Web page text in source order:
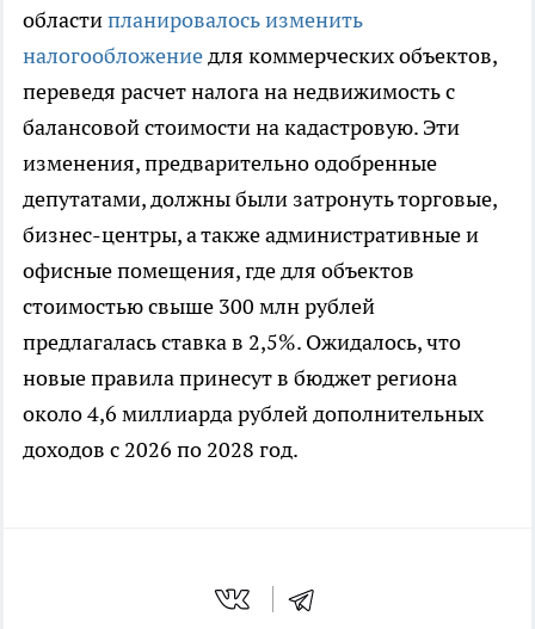
областипланировалось изменить
налогообложениедля коммерческих объектов,
переведя расчет налога на недвижимость с
балансовой стоимости на кадастровую. Эти
изменения, предварительно одобренные
депутатами, должны были затронуть торговые,
бизнес-центры, а также административные и
офисные помещения, где для объектов
стоимостью свыше 300 млн рублей
предлагалась ставка в 2,5%. Ожидалось, что
новые правила принесут в бюджет региона
около 4,6 миллиарда рублей дополнительных
доходов с 2026 по 2028 год.